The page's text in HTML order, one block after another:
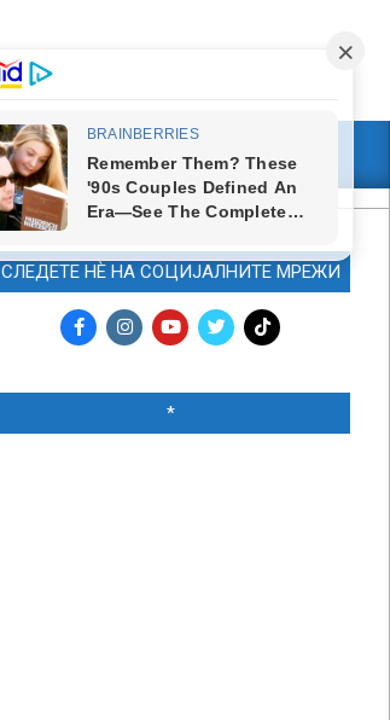
МАРКЕТИНГ
СЛЕДЕТЕ НЀ НА СОЦИЈАЛНИТЕ МРЕЖИ
*